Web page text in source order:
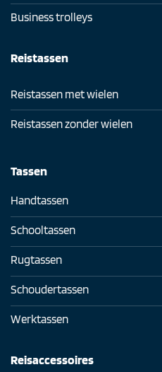
Business trolleys
Reistassen
Reistassen met wielen
Reistassen zonder wielen
Tassen
Handtassen
Schooltassen
Rugtassen
Schoudertassen
Werktassen
Reisaccessoires